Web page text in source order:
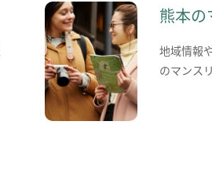
熊本の
地域情報
のマンス